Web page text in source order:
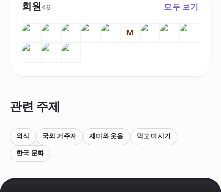
회원 46 모두 보기
M
관련 주제
외식 국외 거주자 재미와 웃음 먹고 마시기
한국 문화